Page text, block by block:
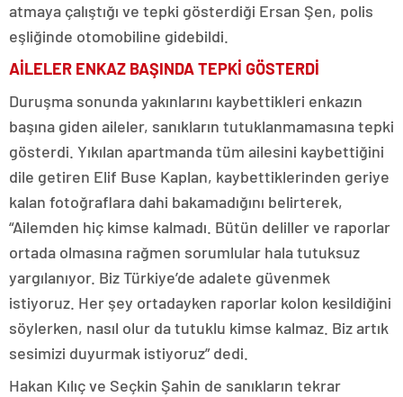
atmaya çalıştığı ve tepki gösterdiği Ersan Şen, polis
eşliğinde otomobiline gidebildi.
AİLELER ENKAZ BAŞINDA TEPKİ GÖSTERDİ
Duruşma sonunda yakınlarını kaybettikleri enkazın
başına giden aileler, sanıkların tutuklanmamasına tepki
gösterdi. Yıkılan apartmanda tüm ailesini kaybettiğini
dile getiren Elif Buse Kaplan, kaybettiklerinden geriye
kalan fotoğraflara dahi bakamadığını belirterek,
“Ailemden hiç kimse kalmadı. Bütün deliller ve raporlar
ortada olmasına rağmen sorumlular hala tutuksuz
yargılanıyor. Biz Türkiye’de adalete güvenmek
istiyoruz. Her şey ortadayken raporlar kolon kesildiğini
söylerken, nasıl olur da tutuklu kimse kalmaz. Biz artık
sesimizi duyurmak istiyoruz” dedi.
Hakan Kılıç ve Seçkin Şahin de sanıkların tekrar